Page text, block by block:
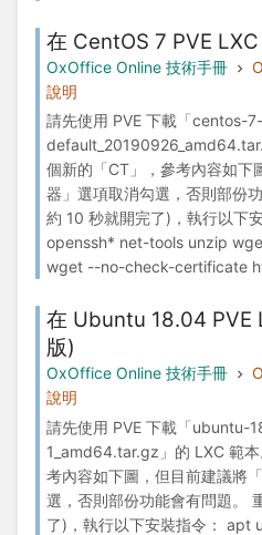
在 CentOS 7 PVE
OxOffice Online 技術手冊
說明
請先使用 PVE 下載「centos-7-
個新的「CT」，參考內容如下
器」選項取消勾選，否則部份
約 10 秒就開完了)，執行以下
openssh* net-tools unzip
wget --no-check-certificate
在 Ubuntu 18.04 PVE
版)
OxOffice Online 技術手冊
說明
請先使用 PVE 下載「ubuntu-
1_amd64.tar.gz」的 LXC 範
考內容如下圖，但目前建議將
選，否則部份功能會有問題。
了)，執行以下安裝指令：